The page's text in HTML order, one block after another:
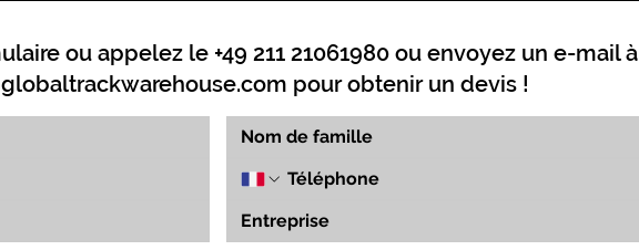
ou appelez le +49 211 21061980 ou envoyez un e-mail à
pour obtenir un devis !